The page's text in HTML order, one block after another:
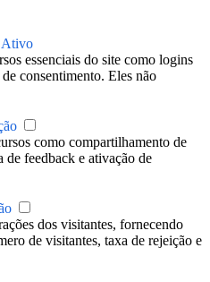
Ativo
essenciais do site como logins
consentimento. Eles não
como compartilhamento de
de feedback e ativação de
dos visitantes, fornecendo
de visitantes, taxa de rejeição e